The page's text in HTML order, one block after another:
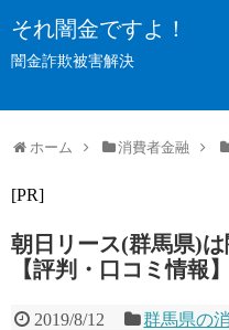
それ闇金ですよ！
闇金詐欺被害解決
ホーム 消費者金融
[PR]
朝日リース(群馬県)
【評判・口コミ情報】
2019/8/12 群馬県の